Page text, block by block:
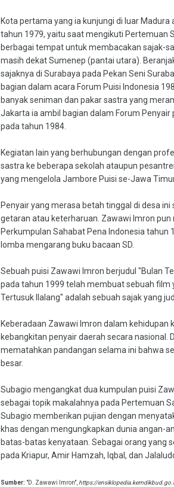
Kota pertama yang ia kunjungi di luar
tahun 1979, yaitu saat mengikuti Pertemuan
berbagai tempat untuk membacakan sajak-
masih dekat Sumenep (pantai utara).
sajaknya di Surabaya pada Pekan Seni
bagian dalam acara Forum Puisi Indonesia
banyak seniman dan pakar sastra yang
Jakarta ia ambil bagian dalam Forum
pada tahun 1984.
Kegiatan lain yang berhubungan dengan
sastra ke beberapa sekolah ataupun
yang mengelola Jambore Puisi se-Jawa
Penyair yang merasa betah tinggal di desa
getaran atau keterharuan. Zawawi Imron
Perkumpulan Sahabat Pena Indonesia tahun
lomba mengarang buku bacaan SD.
Sebuah puisi Zawawi Imron berjudul "Bulan
pada tahun 1999 telah membuat sebuah film
Tertusuk Ilalang" adalah sebuah sajak yang
Keberadaan Zawawi Imron dalam
kebangkitan penyair daerah secara
mematahkan pandangan selama ini bahwa
besar.
Subagio mengangkat dua kumpulan puisi
sebagai topik makalahnya pada Pertemuan
Subagio memberikan pujian dengan
khas dengan mengungkapkan dunia angan-
batas-batas kenyataan. Sebagai orang yang
pada Kriapur, Amir Hamzah, Iqbal, dan
Sumber: "D. Zawawi Imron", https://